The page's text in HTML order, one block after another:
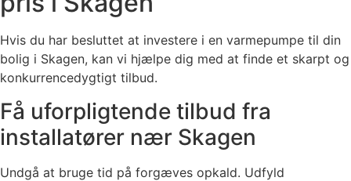
Hvis du har besluttet at investere i en varmepumpe til din
bolig i Skagen, kan vi hjælpe dig med at finde et skarpt og
konkurrencedygtigt tilbud.
Få uforpligtende tilbud fra
installatører nær Skagen
Undgå at bruge tid på forgæves opkald. Udfyld